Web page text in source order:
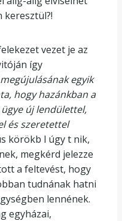
keresztül?!
vezet je az
így
egyik
hogy hazánkban a
új lendülettel,
és szeretettel
körökb l úgy t nik,
megkérd jelezze
a feltevést, hogy
tudnának hatni
lennének.
egyházai,